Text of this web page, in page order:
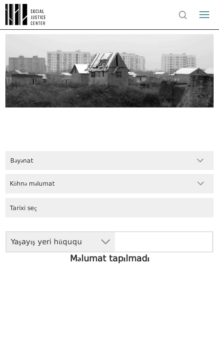
Bəyənat
Yaşayış yeri hüququ
Köhnə məlumat
Məlumat tapılmadı